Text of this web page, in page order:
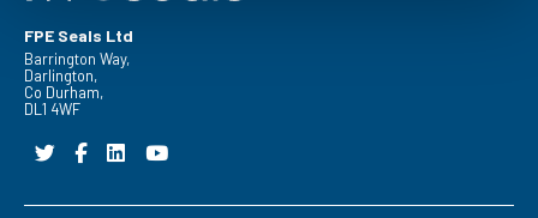
FPE Seals Ltd
Barrington Way,
Darlington,
Co Durham,
DL1 4WF